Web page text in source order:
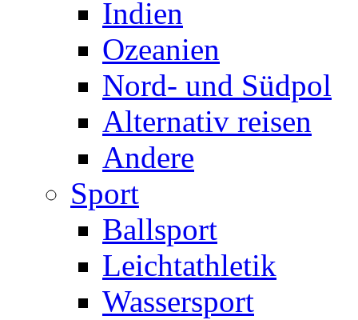
Indien
Ozeanien
Nord- und Südpol
Alternativ reisen
Andere
Sport
Ballsport
Leichtathletik
Wassersport